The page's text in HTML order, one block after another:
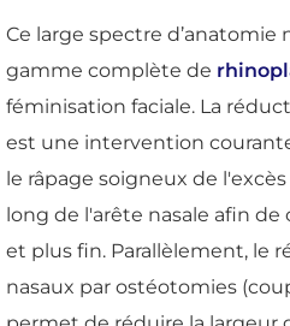
Ce large spectre d’anatomie
gamme complète de
féminisation faciale. La
est une intervention
le râpage soigneux de
long de l'arête nasale afin de
et plus fin. Parallèlement, le
nasaux par ostéotomies